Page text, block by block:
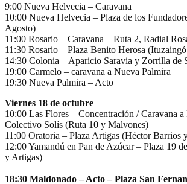
9:00 Nueva Helvecia – Caravana
10:00 Nueva Helvecia – Plaza de los
Agosto)
11:00 Rosario – Caravana – Ruta 2, Radial
11:30 Rosario – Plaza Benito Herosa
14:30 Colonia – Aparicio Saravia y Zorrilla de
19:00 Carmelo – caravana a Nueva Palmira
19:30 Nueva Palmira – Acto
Viernes 18 de octubre
10:00 Las Flores – Concentración / Caravana
Colectivo Solís (Ruta 10 y Malvones)
11:00 Oratoria – Plaza Artigas (Héctor Barrios
12:00 Yamandú en Pan de Azúcar – Plaza 19
y Artigas)
18:30 Maldonado – Acto – Plaza San